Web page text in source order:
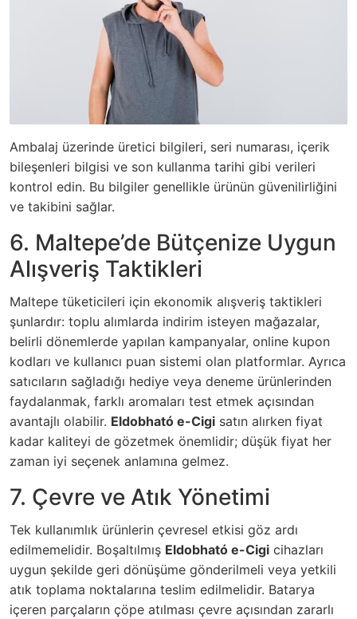
Ambalaj üzerinde üretici bilgileri, seri numarası, içerik
bileşenleri bilgisi ve son kullanma tarihi gibi verileri
kontrol edin. Bu bilgiler genellikle ürünün güvenilirliğini
ve takibini sağlar.
6. Maltepe’de Bütçenize Uygun
Alışveriş Taktikleri
Maltepe tüketicileri için ekonomik alışveriş taktikleri
şunlardır: toplu alımlarda indirim isteyen mağazalar,
belirli dönemlerde yapılan kampanyalar, online kupon
kodları ve kullanıcı puan sistemi olan platformlar. Ayrıca
satıcıların sağladığı hediye veya deneme ürünlerinden
faydalanmak, farklı aromaları test etmek açısından
avantajlı olabilir. Eldobható e-Cigi satın alırken fiyat
kadar kaliteyi de gözetmek önemlidir; düşük fiyat her
zaman iyi seçenek anlamına gelmez.
7. Çevre ve Atık Yönetimi
Tek kullanımlık ürünlerin çevresel etkisi göz ardı
edilmemelidir. Boşaltılmış Eldobható e-Cigi cihazları
uygun şekilde geri dönüşüme gönderilmeli veya yetkili
atık toplama noktalarına teslim edilmelidir. Batarya
içeren parçaların çöpe atılması çevre açısından zararlı